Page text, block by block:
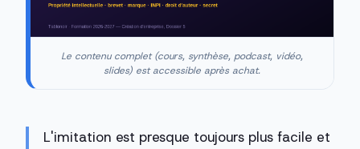
Le contenu complet (cours, synthèse, podcast, vidéo,
slides) est accessible après achat.
L'imitation est presque toujours plus facile et